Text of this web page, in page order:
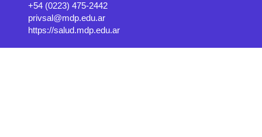
+54 (0223) 475-2442
privsal@mdp.edu.ar
https://salud.mdp.edu.ar